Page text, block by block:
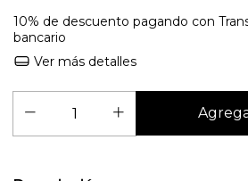
10% de descuento pagando con
bancario
Ver más detalles